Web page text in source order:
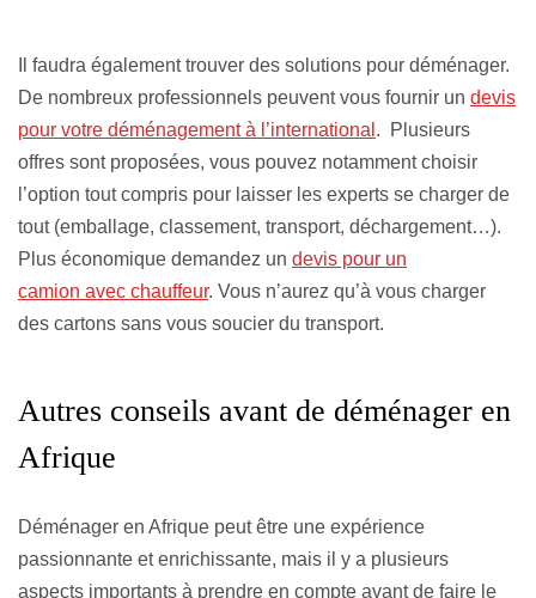
Il faudra également trouver des solutions pour déménager.
De nombreux professionnels peuvent vous fournir un devis
pour votre déménagement à l’international . Plusieurs
offres sont proposées, vous pouvez notamment choisir
l’option tout compris pour laisser les experts se charger de
tout (emballage, classement, transport, déchargement…).
Plus économique demandez un devis pour un
camion avec chauffeur. Vous n’aurez qu’à vous charger
des cartons sans vous soucier du transport.
Autres conseils avant de déménager en
Afrique
Déménager en Afrique peut être une expérience
passionnante et enrichissante, mais il y a plusieurs
aspects importants à prendre en compte avant de faire le